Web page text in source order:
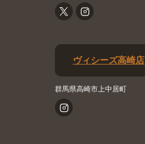
ヴィシーズ高崎店
群馬県高崎市上中居町